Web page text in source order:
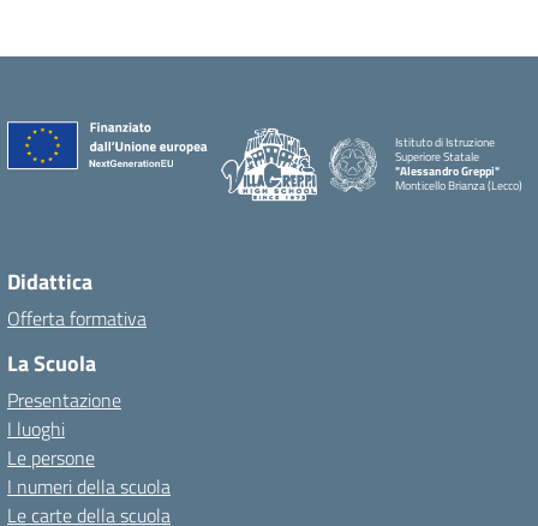
Istituto di Istruzione
Superiore Statale
"Alessandro Greppi"
Monticello Brianza (Lecco)
Didattica
Offerta formativa
La Scuola
Presentazione
I luoghi
Le persone
I numeri della scuola
Le carte della scuola